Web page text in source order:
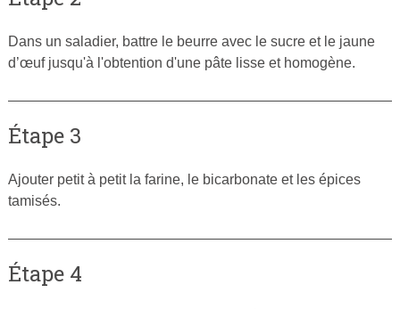
Dans un saladier, battre le beurre avec le sucre et le jaune
d’œuf jusqu'à l'obtention d'une pâte lisse et homogène.
Étape 3
Ajouter petit à petit la farine, le bicarbonate et les épices
tamisés.
Étape 4